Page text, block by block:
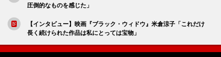
圧倒的なものを感じた」
【インタビュー】映画『ブラック・ウィドウ』米倉涼子「これだけ
長く続けられた作品は私にとっては宝物」